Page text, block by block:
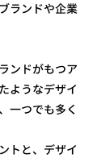
ランドや企業
ンドがもつア
ようなデザイ
一つでも多く
トと、デザイ